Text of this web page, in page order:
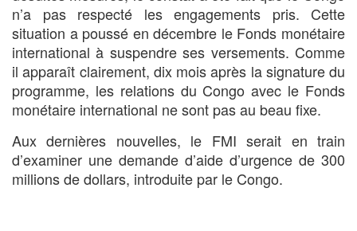
n’a pas respecté les engagements pris. Cette
situation a poussé en décembre le Fonds monétaire
international à suspendre ses versements. Comme
il apparaît clairement, dix mois après la signature du
programme, les relations du Congo avec le Fonds
monétaire international ne sont pas au beau fixe.
Aux dernières nouvelles, le FMI serait en train
d’examiner une demande d’aide d’urgence de 300
millions de dollars, introduite par le Congo.